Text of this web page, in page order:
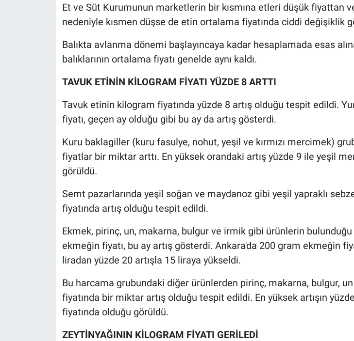
Et ve Süt Kurumunun marketlerin bir kısmına etleri düşük fiyattan
nedeniyle kısmen düşse de etin ortalama fiyatında ciddi değişiklik
Balıkta avlanma dönemi başlayıncaya kadar hesaplamada esas
balıklarının ortalama fiyatı genelde aynı kaldı.
TAVUK ETİNİN KİLOGRAM FİYATI YÜZDE 8 ARTTI
Tavuk etinin kilogram fiyatında yüzde 8 artış olduğu tespit edildi.
fiyatı, geçen ay olduğu gibi bu ay da artış gösterdi.
Kuru baklagiller (kuru fasulye, nohut, yeşil ve kırmızı mercimek)
fiyatlar bir miktar arttı. En yüksek orandaki artış yüzde 9 ile yeşil
görüldü.
Semt pazarlarında yeşil soğan ve maydanoz gibi yeşil yapraklı
fiyatında artış olduğu tespit edildi.
Ekmek, pirinç, un, makarna, bulgur ve irmik gibi ürünlerin
ekmeğin fiyatı, bu ay artış gösterdi. Ankara'da 200 gram ekmeğin
liradan yüzde 20 artışla 15 liraya yükseldi.
Bu harcama grubundaki diğer ürünlerden pirinç, makarna, bulgur,
fiyatında bir miktar artış olduğu tespit edildi. En yüksek artışın
fiyatında olduğu görüldü.
ZEYTİNYAĞININ KİLOGRAM FİYATI GERİLEDİ
Yerel Yaşam
Canlı Yayın